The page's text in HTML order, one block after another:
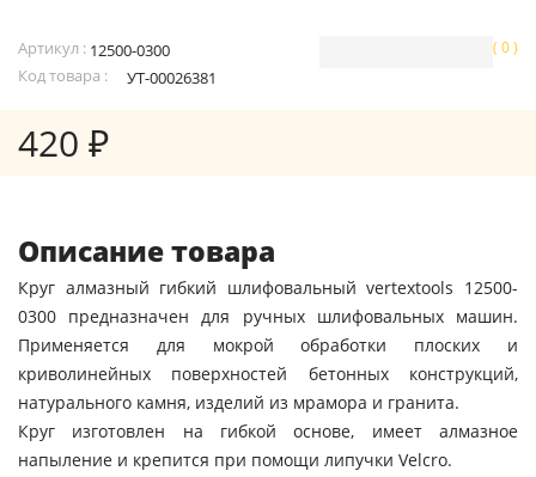
Артикул : 12500-0300
Код товара :
УТ-00026381
( 0 )
420 ₽
Описание товара
Круг алмазный гибкий шлифовальный vertextools 12500-
0300 предназначен для ручных шлифовальных машин.
Применяется для мокрой обработки плоских и
криволинейных поверхностей бетонных конструкций,
натурального камня, изделий из мрамора и гранита.
Круг изготовлен на гибкой основе, имеет алмазное
напыление и крепится при помощи липучки Velcro.